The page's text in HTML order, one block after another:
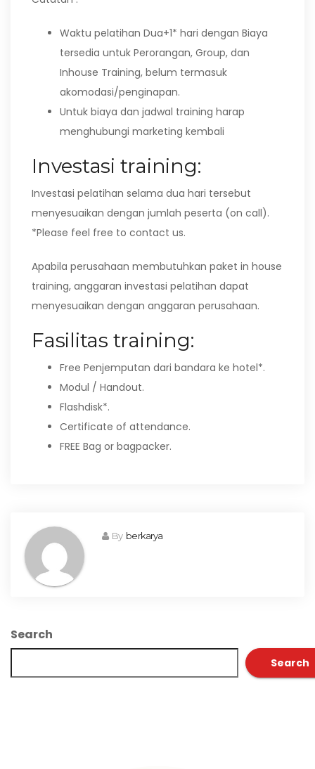
Waktu pelatihan Dua+1* hari dengan Biaya
tersedia untuk Perorangan, Group, dan
Inhouse Training, belum termasuk
akomodasi/penginapan.
Untuk biaya dan jadwal training harap
menghubungi marketing kembali
Investasi training:
Investasi pelatihan selama dua hari tersebut
menyesuaikan dengan jumlah peserta (on call).
*Please feel free to contact us.
Apabila perusahaan membutuhkan paket in house
training, anggaran investasi pelatihan dapat
menyesuaikan dengan anggaran perusahaan.
Fasilitas training:
Free Penjemputan dari bandara ke hotel*.
Modul / Handout.
Flashdisk*.
Certificate of attendance.
FREE Bag or bagpacker.
By berkarya
Search
Search